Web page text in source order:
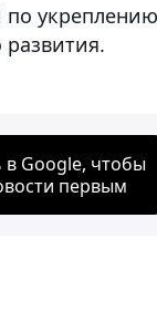
по укреплению
в Google, чтобы
первым